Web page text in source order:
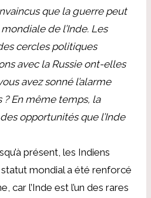
que la guerre peut
de l’Inde. Les
cercles politiques
avec la Russie ont-elles
avez sonné l’alarme
En même temps, la
opportunités que l’Inde
présent, les Indiens
mondial a été renforcé
car l’Inde est l’un des rares